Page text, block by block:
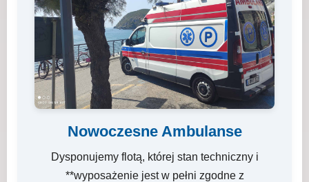
Nowoczesne Ambulanse
Dysponujemy flotą, której stan techniczny i
**wyposażenie jest w pełni zgodne z